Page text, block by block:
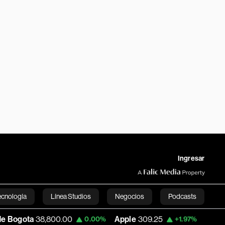
Ingresar
Línea Studios Negocios Podcasts
English 0.00% Apple 309.25 +1.97% USD COP